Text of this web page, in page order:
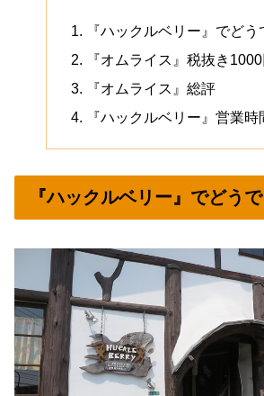
『ハックルベリー』でどう
『オムライス』税抜き
『オムライス』総評
『ハックルベリー』営業時
『ハックルベリー』でどう